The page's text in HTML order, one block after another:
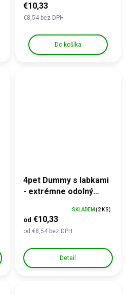
€8,54 bez DPH
€10,33
Do košíka
4pet Dummy s labkami
- extrémne odolný
od €8,54 bez DPH
od €10,33
SKLADEM (2 KS)
Detail